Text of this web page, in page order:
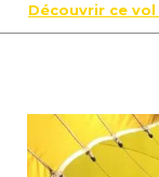
Découvrir ce vol